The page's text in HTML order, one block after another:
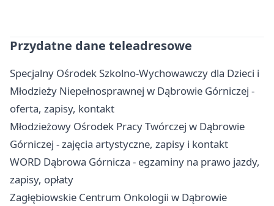
Przydatne dane teleadresowe
Specjalny Ośrodek Szkolno-Wychowawczy dla Dzieci i
Młodzieży Niepełnosprawnej w Dąbrowie Górniczej -
oferta, zapisy, kontakt
Młodzieżowy Ośrodek Pracy Twórczej w Dąbrowie
Górniczej - zajęcia artystyczne, zapisy i kontakt
WORD Dąbrowa Górnicza - egzaminy na prawo jazdy,
zapisy, opłaty
Zagłębiowskie Centrum Onkologii w Dąbrowie